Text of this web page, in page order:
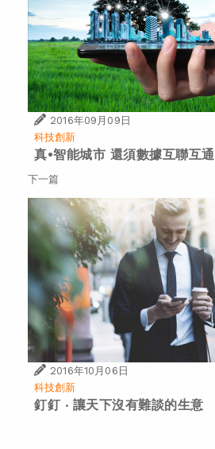
2016年09月09日
科技創新
真•智能城市 還須數據互聯互通
下一篇
2016年10月06日
科技創新
釘釘 ‧ 讓天下沒有難談的生意